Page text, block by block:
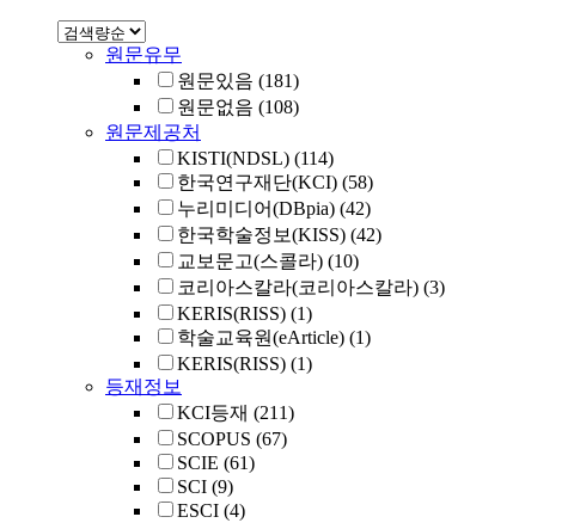
원문유무
원문있음 (181)
원문없음 (108)
원문제공처
KISTI(NDSL) (114)
한국연구재단(KCI) (58)
누리미디어(DBpia) (42)
한국학술정보(KISS) (42)
교보문고(스콜라) (10)
코리아스칼라(코리아스칼라) (3)
KERIS(RISS) (1)
학술교육원(eArticle) (1)
KERIS(RISS) (1)
등재정보
KCI등재 (211)
SCOPUS (67)
SCIE (61)
SCI (9)
ESCI (4)